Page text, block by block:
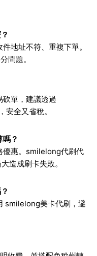
地址不符、重複下單。
問題。
單，建議透過
全又省稅。
？
優惠。smilelong代刷代
造成刷卡失敗。
smilelong美卡代刷，避